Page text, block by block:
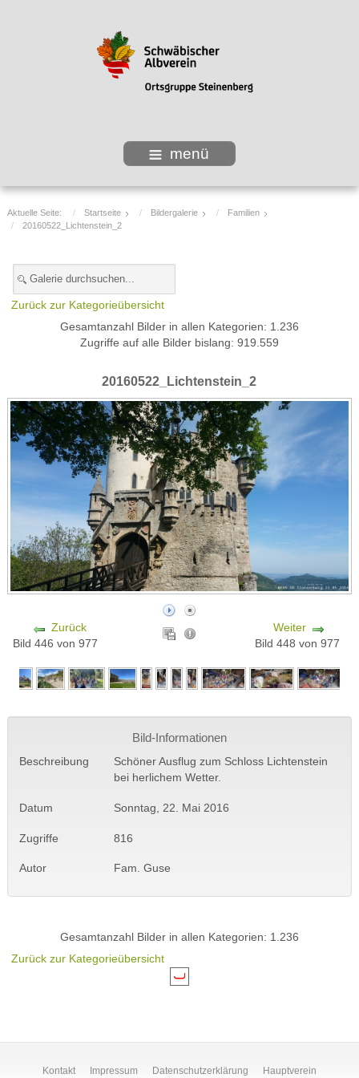
menü
Aktuelle Seite: Startseite Bildergalerie
Familien
20160522_Lichtenstein_2
Zurück zur Kategorieübersicht
Gesamtanzahl Bilder in allen Kategorien: 1.236
Zugriffe auf alle Bilder bislang: 919.559
20160522_Lichtenstein_2
Zurück
Bild 446 von 977
Weiter
Bild 448 von 977
Bild-Informationen
Beschreibung
Schöner Ausflug zum Schloss Lichtenstein
bei herlichem Wetter.
Datum Sonntag, 22. Mai 2016
Zugriffe 816
Autor Fam. Guse
Gesamtanzahl Bilder in allen Kategorien: 1.236
Zurück zur Kategorieübersicht
Kontakt Impressum Datenschutzerklärung Hauptverein